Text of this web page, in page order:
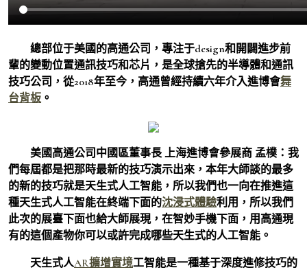
總部位于美國的高通公司，專注于design和開闢進步前
輩的變動位置通訊技巧和芯片，是全球搶先的半導體和通訊
技巧公司，從2018年至今，高通曾經持續六年介入進博會舞
台背板。
美國高通公司中國區董事長 上海進博會參展商 孟樸： 我
們每屆都是把那時最新的技巧演示出來，本年大師談的最多
的新的技巧就是天生式人工智能，所以我們也一向在推進這
種天生式人工智能在終端下面的沈浸式體驗利用，所以我們
此次的展臺下面也給大師展現，在智妙手機下面，用高通現
有的這個產物你可以或許完成哪些天生式的人工智能。
天生式人AR擴增實境工智能是一種基于深度進修技巧的